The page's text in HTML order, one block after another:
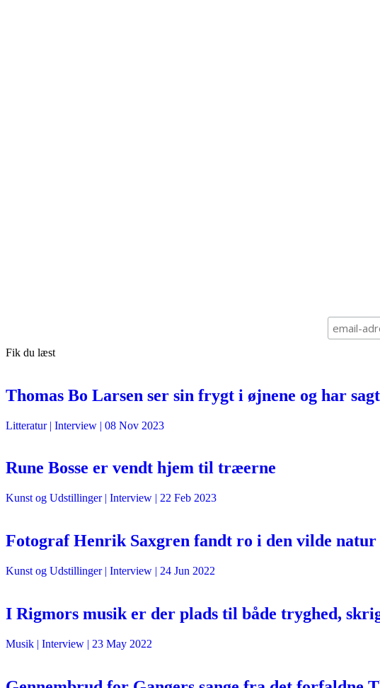
Fik du læst
Thomas Bo Larsen ser sin frygt i øjnene og har
Litteratur| Interview | 08 Nov 2023
Rune Bosse er vendt hjem til træerne
Kunst og Udstillinger| Interview | 22 Feb 2023
Fotograf Henrik Saxgren fandt ro i den vilde natur
Kunst og Udstillinger| Interview | 24 Jun 2022
I Rigmors musik er der plads til både tryghed,
Musik | Interview | 23 May 2022